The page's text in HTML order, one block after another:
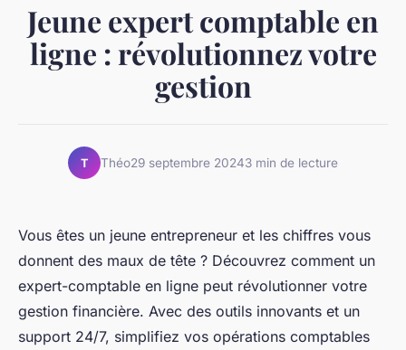
Jeune expert comptable en
ligne : révolutionnez votre
gestion
T Théo29 septembre 20243 min de lecture
Vous êtes un jeune entrepreneur et les chiffres vous
donnent des maux de tête ? Découvrez comment un
expert-comptable en ligne peut révolutionner votre
gestion financière. Avec des outils innovants et un
support 24/7, simplifiez vos opérations comptables